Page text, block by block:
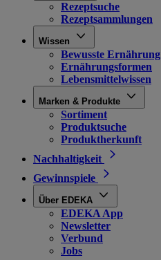
Rezeptsuche
Rezeptsammlungen
Wissen
Bewusste Ernährung
Ernährungsformen
Lebensmittelwissen
Marken & Produkte
Sortiment
Produktsuche
Produktherkunft
Nachhaltigkeit
Gewinnspiele
Über EDEKA
EDEKA App
Newsletter
Verbund
Jobs